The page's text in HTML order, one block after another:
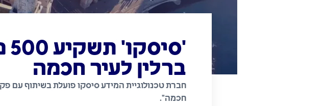
ברלין לעיר חכמה
חברת טכנולוגיית המידע סיסקו פועלת בשיתוף עם
חכמה".